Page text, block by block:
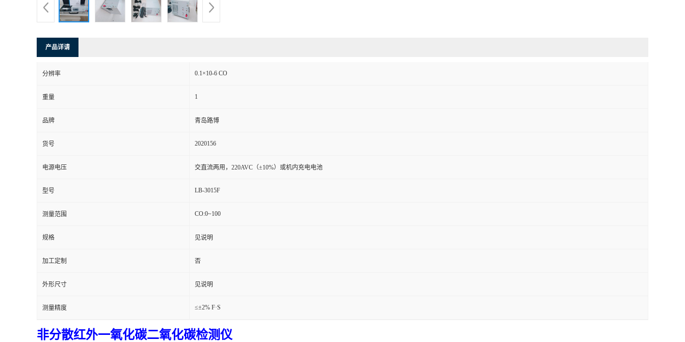
产品详请
分辨率 0.1×10-6 CO
重量 1
品牌 青岛路博
货号 2020156
电源电压 交直流两用，220AVC（±10%）或机内充电电池
型号 LB-3015F
测量范围 CO:0~100
规格 见说明
加工定制 否
外形尺寸 见说明
测量精度 ≤±2% F·S
非分散红外一氧化碳二氧化碳检测仪